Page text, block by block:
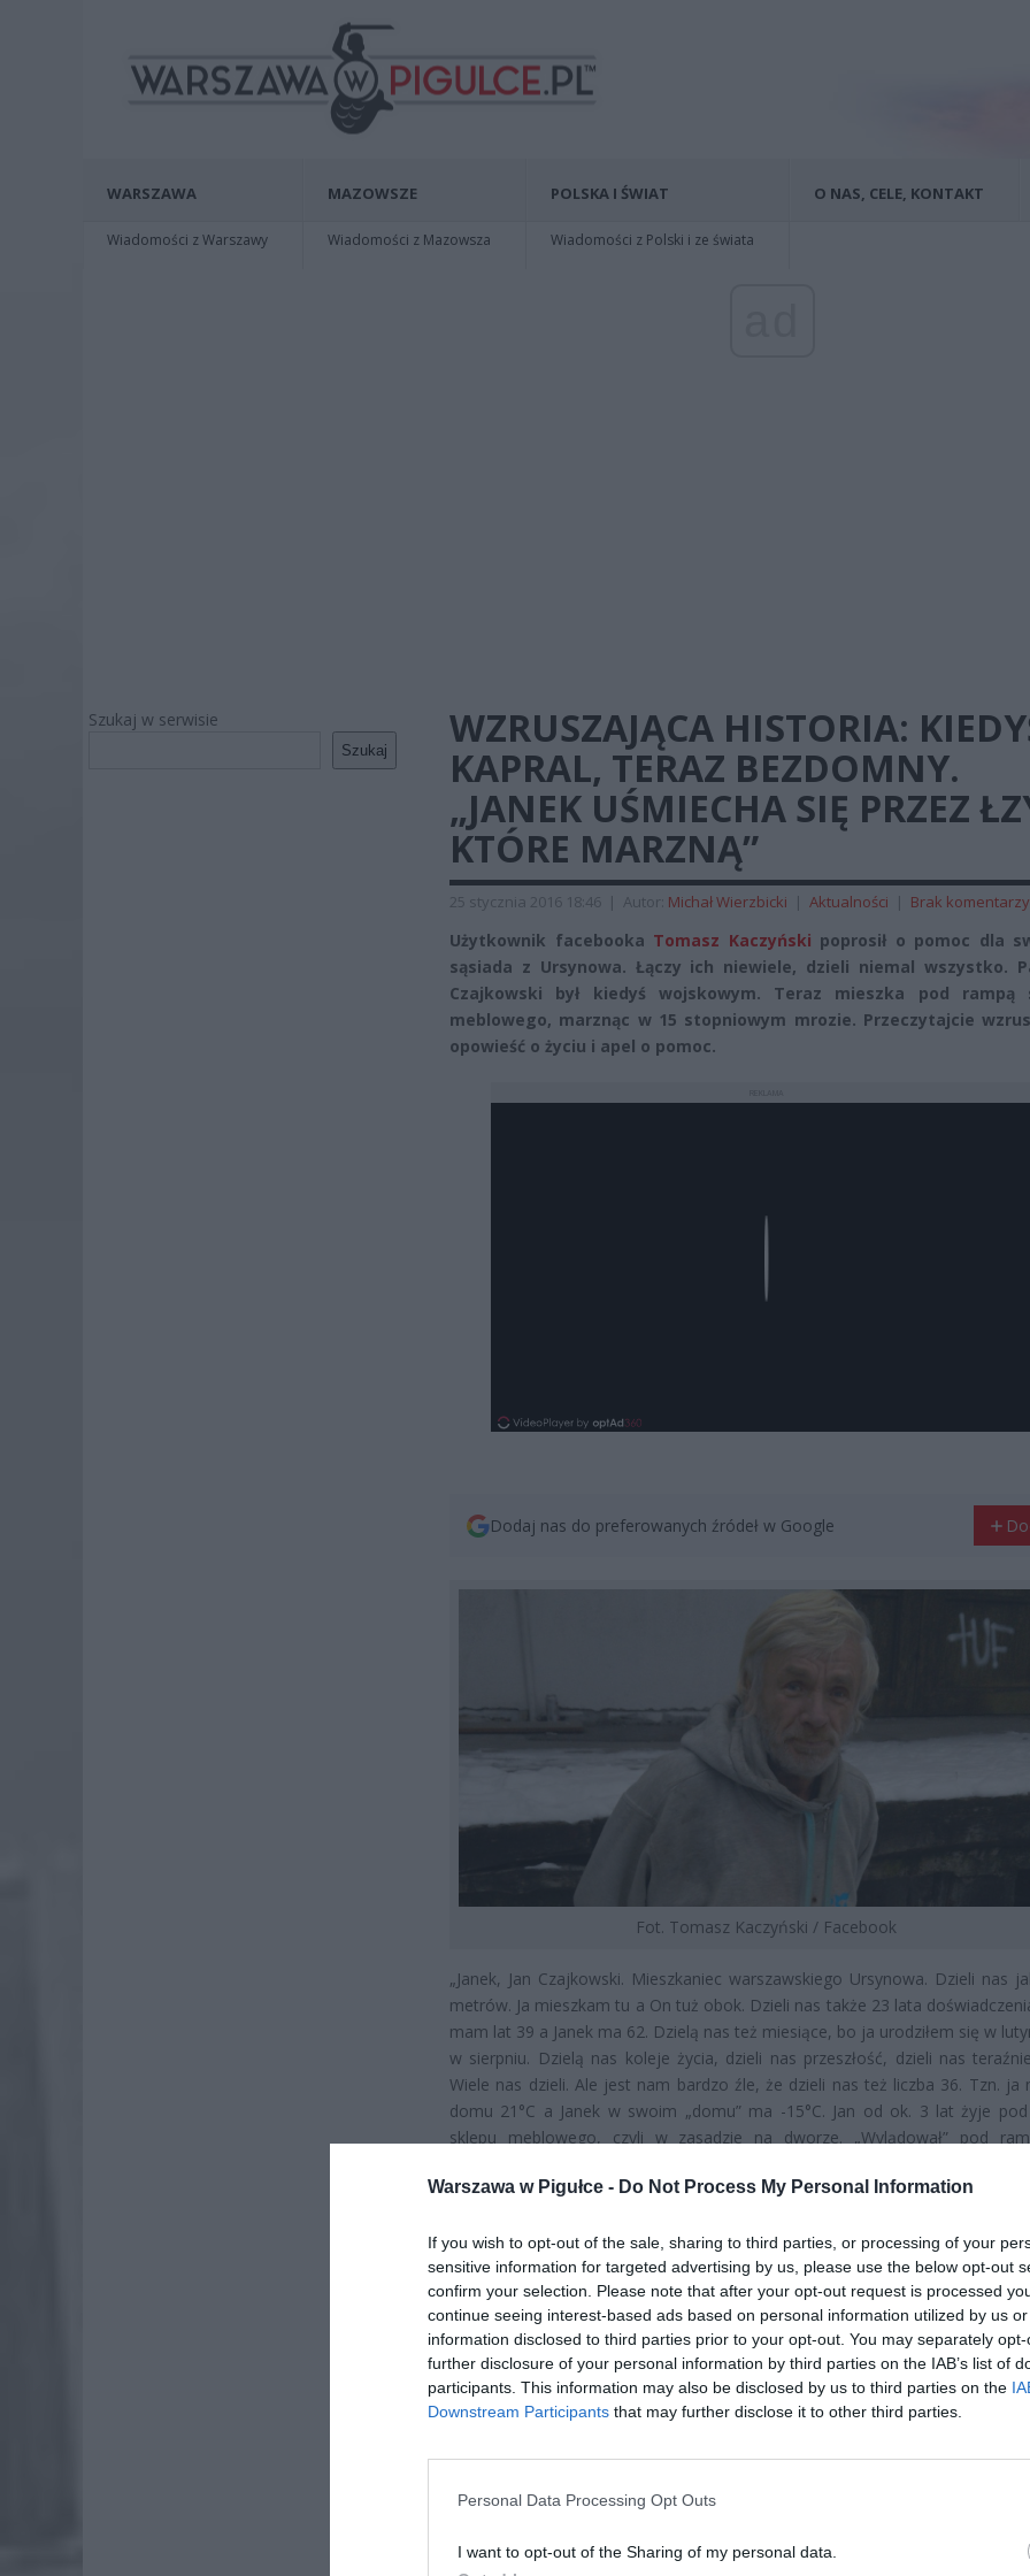
Warszawa w Pigułce - Do Not Process My Personal Information
If you wish to opt-out of the sale, sharing to third parties, or processing of your
sensitive information for targeted advertising by us, please use the below opt-out
confirm your selection. Please note that after your opt-out request is processed
continue seeing interest-based ads based on personal information utilized by us
information disclosed to third parties prior to your opt-out. You may separately
further disclosure of your personal information by third parties on the IAB’s list of
participants. This information may also be disclosed by us to third parties on the
Downstream Participants that may further disclose it to other third parties.
Personal Data Processing Opt Outs
I want to opt-out of the Sharing of my personal data.
WARSZAWA
Wiadomości z Warszawy
MAZOWSZE
Wiadomości z Mazowsza
POLSKA I ŚWIAT
Wiadomości z Polski i ze świata
O NAS, CELE, KONTAKT
Szukaj w serwisie
Szukaj
WZRUSZAJĄCA HISTORIA:
KAPRAL, TERAZ BEZDOMNY.
„JANEK UŚMIECHA SIĘ PRZEZ
KTÓRE MARZNĄ”
25 stycznia 2016 18:46 | Autor: Michał Wierzbicki | Aktualności | Brak komentarzy
Użytkownik facebooka Tomasz Kaczyński poprosił o pomoc dla
sąsiada z Ursynowa. Łączy ich niewiele, dzieli niemal wszystko.
Czajkowski był kiedyś wojskowym. Teraz mieszka pod rampą
meblowego, marznąc w 15 stopniowym mrozie. Przeczytajcie
opowieść o życiu i apel o pomoc.
Dodaj nas do preferowanych źródeł w Google
Fot. Tomasz Kaczyński / Facebook
„Janek, Jan Czajkowski. Mieszkaniec warszawskiego Ursynowa. Dzieli nas
metrów. Ja mieszkam tu a On tuż obok. Dzieli nas także 23 lata
mam lat 39 a Janek ma 62. Dzielą nas też miesiące, bo ja urodziłem się w
w sierpniu. Dzielą nas koleje życia, dzieli nas przeszłość, dzieli nas
Wiele nas dzieli. Ale jest nam bardzo źle, że dzieli nas też liczba 36. Tzn. ja
domu 21°C a Janek w swoim „domu” ma -15°C. Jan od ok. 3 lat żyje
sklepu meblowego, czyli w zasadzie na dworze. „Wylądował” pod
umarli, aniołom odpadły skrzydła, najbliżsi i bliżsi spodleli i tak narodziło się
można się ogrzać. Janek się jednak uśmiecha. Przez łzy, które marzną.
ad